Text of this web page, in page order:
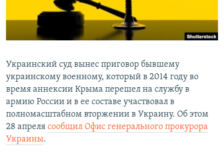
УКРАИНСКАЯ ПРОБЛЕМА КРЫМА
Все сайты RFE/RL
Украинский суд вынес приговор бывшему
украинскому военному, который в 2014 году во
время аннексии Крыма перешел на службу в
армию России и в ее составе участвовал в
полномасштабном вторжении в Украину. Об этом
28 апреля сообщил Офис генерального прокурора
Украины.